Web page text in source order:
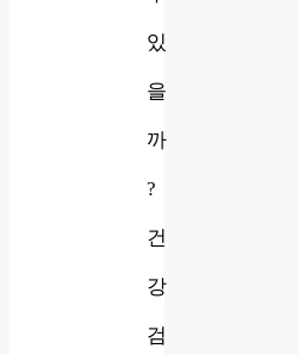
있
을
까
?
건
강
검